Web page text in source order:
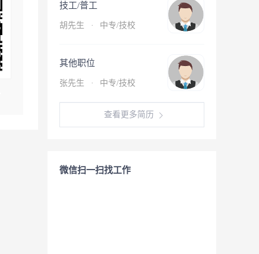
技工/普工
胡先生 · 中专/技校
其他职位
张先生 · 中专/技校
查看更多简历
微信扫一扫找工作